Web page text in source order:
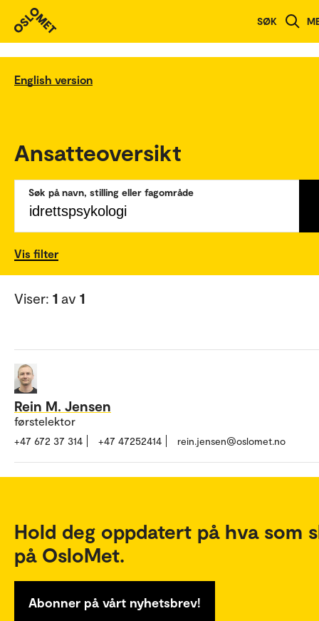
SØK
English version
Ansatteoversikt
Søk på navn, stilling eller fagområde
Vis filter
Viser: 1 av 1
Rein M. Jensen
førstelektor
+47 672 37 314 +47 47252414 rein.jensen@oslomet.no
Hold deg oppdatert på hva som
på OsloMet.
Abonner på vårt nyhetsbrev!